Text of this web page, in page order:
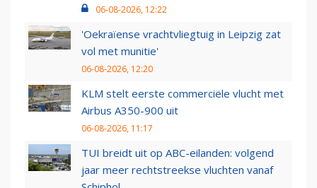
06-08-2026, 12:22
'Oekraïense vrachtvliegtuig in Leipzig zat
vol met munitie'
06-08-2026, 12:20
KLM stelt eerste commerciële vlucht met
Airbus A350-900 uit
06-08-2026, 11:17
TUI breidt uit op ABC-eilanden: volgend
jaar meer rechtstreekse vluchten vanaf